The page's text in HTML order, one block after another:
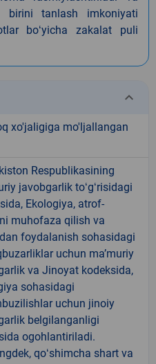
birini tanlash imkoniyati
boʻyicha zakalat puli
keyboard_arrow_down
xo'jaligiga mo'ljallangan
Respublikasining
javobgarlik toʻgʻrisidagi
Ekologiya, atrof-
muhofaza qilish va
foydalanish sohasidagi
uchun maʼmuriy
va Jinoyat kodeksida,
sohasidagi
uchun jinoiy
belgilanganligi
ogohlantiriladi.
qoʻshimcha shart va